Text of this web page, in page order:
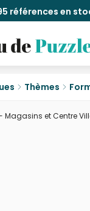
références en
Thèmes
Magasins et Centre